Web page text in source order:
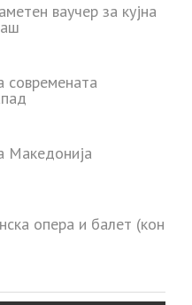
ваучер за кујна
современата
Македонија
опера и балет (кон